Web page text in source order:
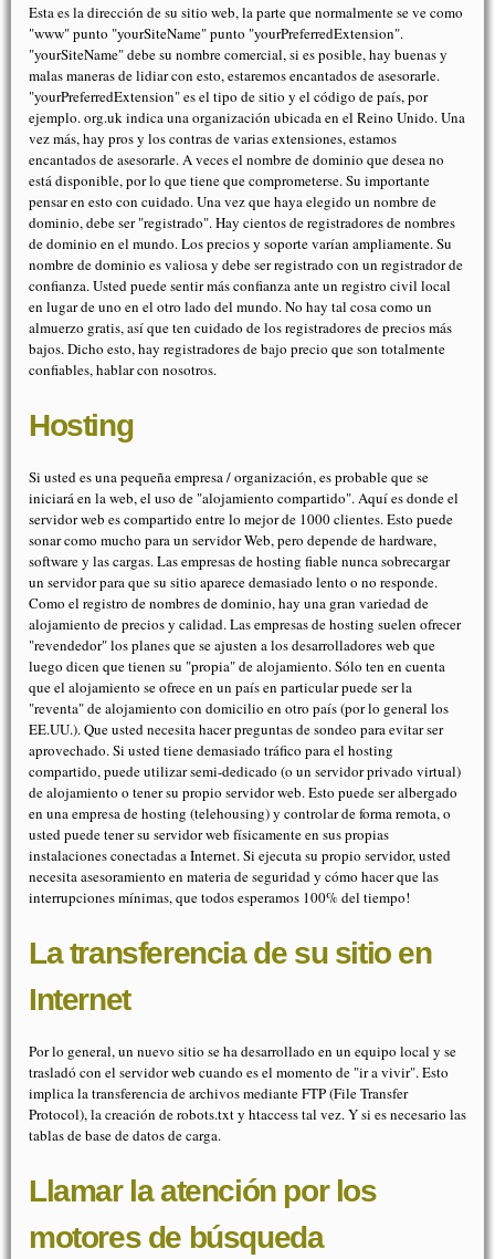
Esta es la dirección de su sitio web, la parte que normalmente se ve como
"www" punto "yourSiteName" punto "yourPreferredExtension".
"yourSiteName" debe su nombre comercial, si es posible, hay buenas y
malas maneras de lidiar con esto, estaremos encantados de asesorarle.
"yourPreferredExtension" es el tipo de sitio y el código de país, por
ejemplo. org.uk indica una organización ubicada en el Reino Unido. Una
vez más, hay pros y los contras de varias extensiones, estamos
encantados de asesorarle. A veces el nombre de dominio que desea no
está disponible, por lo que tiene que comprometerse. Su importante
pensar en esto con cuidado. Una vez que haya elegido un nombre de
dominio, debe ser "registrado". Hay cientos de registradores de nombres
de dominio en el mundo. Los precios y soporte varían ampliamente. Su
nombre de dominio es valiosa y debe ser registrado con un registrador de
confianza. Usted puede sentir más confianza ante un registro civil local
en lugar de uno en el otro lado del mundo. No hay tal cosa como un
almuerzo gratis, así que ten cuidado de los registradores de precios más
bajos. Dicho esto, hay registradores de bajo precio que son totalmente
confiables, hablar con nosotros.
Hosting
Si usted es una pequeña empresa / organización, es probable que se
iniciará en la web, el uso de "alojamiento compartido". Aquí es donde el
servidor web es compartido entre lo mejor de 1000 clientes. Esto puede
sonar como mucho para un servidor Web, pero depende de hardware,
software y las cargas. Las empresas de hosting fiable nunca sobrecargar
un servidor para que su sitio aparece demasiado lento o no responde.
Como el registro de nombres de dominio, hay una gran variedad de
alojamiento de precios y calidad. Las empresas de hosting suelen ofrecer
"revendedor" los planes que se ajusten a los desarrolladores web que
luego dicen que tienen su "propia" de alojamiento. Sólo ten en cuenta
que el alojamiento se ofrece en un país en particular puede ser la
"reventa" de alojamiento con domicilio en otro país (por lo general los
EE.UU.). Que usted necesita hacer preguntas de sondeo para evitar ser
aprovechado. Si usted tiene demasiado tráfico para el hosting
compartido, puede utilizar semi-dedicado (o un servidor privado virtual)
de alojamiento o tener su propio servidor web. Esto puede ser albergado
en una empresa de hosting (telehousing) y controlar de forma remota, o
usted puede tener su servidor web físicamente en sus propias
instalaciones conectadas a Internet. Si ejecuta su propio servidor, usted
necesita asesoramiento en materia de seguridad y cómo hacer que las
interrupciones mínimas, que todos esperamos 100% del tiempo!
La transferencia de su sitio en
Internet
Por lo general, un nuevo sitio se ha desarrollado en un equipo local y se
trasladó con el servidor web cuando es el momento de "ir a vivir". Esto
implica la transferencia de archivos mediante FTP (File Transfer
Protocol), la creación de robots.txt y htaccess tal vez. Y si es necesario las
tablas de base de datos de carga.
Llamar la atención por los
motores de búsqueda